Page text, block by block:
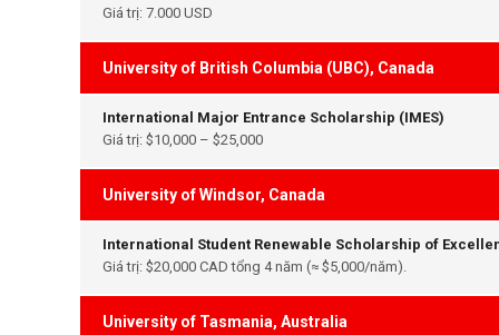
Giá trị: 7.000 USD
University of British Columbia (UBC), Canada
International Major Entrance Scholarship (IMES)
Giá trị: $10,000 – $25,000
University of Windsor, Canada
International Student Renewable Scholarship of
Giá trị: $20,000 CAD tổng 4 năm (≈ $5,000/năm).
University of Tasmania, Australia